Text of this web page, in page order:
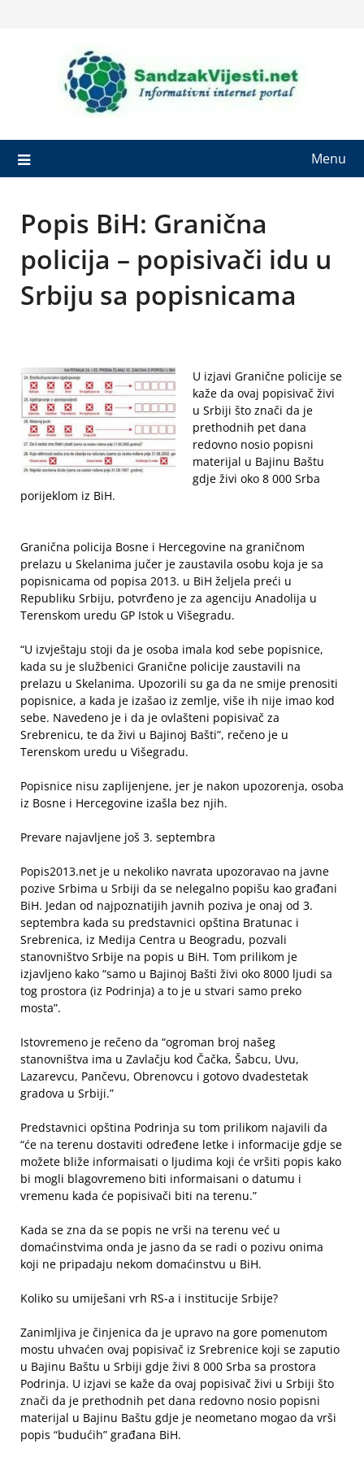
Menu
Popis BiH: Granična
policija – popisivači idu u
Srbiju sa popisnicama
U izjavi Granične policije se
kaže da ovaj popisivač živi
u Srbiji što znači da je
prethodnih pet dana
redovno nosio popisni
materijal u Bajinu Baštu
gdje živi oko 8 000 Srba
porijeklom iz BiH.
Granična policija Bosne i Hercegovine na graničnom
prelazu u Skelanima jučer je zaustavila osobu koja je sa
popisnicama od popisa 2013. u BiH željela preći u
Republiku Srbiju, potvrđeno je za agenciju Anadolija u
Terenskom uredu GP Istok u Višegradu.
“U izvještaju stoji da je osoba imala kod sebe popisnice,
kada su je službenici Granične policije zaustavili na
prelazu u Skelanima. Upozorili su ga da ne smije prenositi
popisnice, a kada je izašao iz zemlje, više ih nije imao kod
sebe. Navedeno je i da je ovlašteni popisivač za
Srebrenicu, te da živi u Bajinoj Bašti”, rečeno je u
Terenskom uredu u Višegradu.
Popisnice nisu zaplijenjene, jer je nakon upozorenja, osoba
iz Bosne i Hercegovine izašla bez njih.
Prevare najavljene još 3. septembra
Popis2013.net je u nekoliko navrata upozoravao na javne
pozive Srbima u Srbiji da se nelegalno popišu kao građani
BiH. Jedan od najpoznatijih javnih poziva je onaj od 3.
septembra kada su predstavnici opština Bratunac i
Srebrenica, iz Medija Centra u Beogradu, pozvali
stanovništvo Srbije na popis u BiH. Tom prilikom je
izjavljeno kako “samo u Bajinoj Bašti živi oko 8000 ljudi sa
tog prostora (iz Podrinja) a to je u stvari samo preko
mosta”.
Istovremeno je rečeno da “ogroman broj našeg
stanovništva ima u Zavlačju kod Čačka, Šabcu, Uvu,
Lazarevcu, Pančevu, Obrenovcu i gotovo dvadestetak
gradova u Srbiji.”
Predstavnici opština Podrinja su tom prilikom najavili da
“će na terenu dostaviti određene letke i informacije gdje se
možete bliže informaisati o ljudima koji će vršiti popis kako
bi mogli blagovremeno biti informaisani o datumu i
vremenu kada će popisivači biti na terenu.”
Kada se zna da se popis ne vrši na terenu već u
domaćinstvima onda je jasno da se radi o pozivu onima
koji ne pripadaju nekom domaćinstvu u BiH.
Koliko su umiješani vrh RS-a i institucije Srbije?
Zanimljiva je činjenica da je upravo na gore pomenutom
mostu uhvaćen ovaj popisivač iz Srebrenice koji se zaputio
u Bajinu Baštu u Srbiji gdje živi 8 000 Srba sa prostora
Podrinja. U izjavi se kaže da ovaj popisivač živi u Srbiji što
znači da je prethodnih pet dana redovno nosio popisni
materijal u Bajinu Baštu gdje je neometano mogao da vrši
popis “budućih” građana BiH.